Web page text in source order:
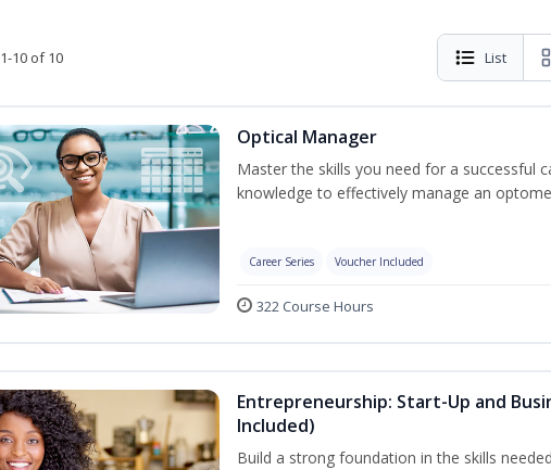
10 of 10 List
Optical Manager
Master the skills you need for a successful
knowledge to effectively manage an
Career Series Voucher Included
322 Course Hours
Entrepreneurship: Start-Up and
Included)
Build a strong foundation in the skills